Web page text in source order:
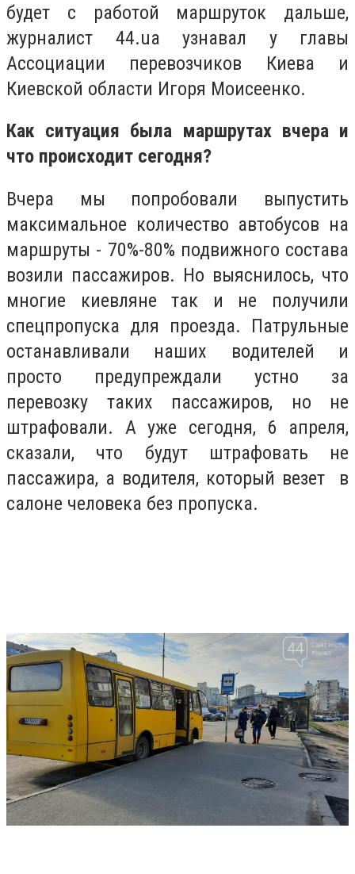
будет с работой маршруток дальше,
журналист 44.ua узнавал у главы
Ассоциации перевозчиков Киева и
Киевской области Игоря Моисеенко.
Как ситуация была маршрутах вчера и
что происходит сегодня?
Вчера мы попробовали выпустить
максимальное количество автобусов на
маршруты - 70%-80% подвижного состава
возили пассажиров. Но выяснилось, что
многие киевляне так и не получили
спецпропуска для проезда. Патрульные
останавливали наших водителей и
просто предупреждали устно за
перевозку таких пассажиров, но не
штрафовали. А уже сегодня, 6 апреля,
сказали, что будут штрафовать не
пассажира, а водителя, который везет в
салоне человека без пропуска.